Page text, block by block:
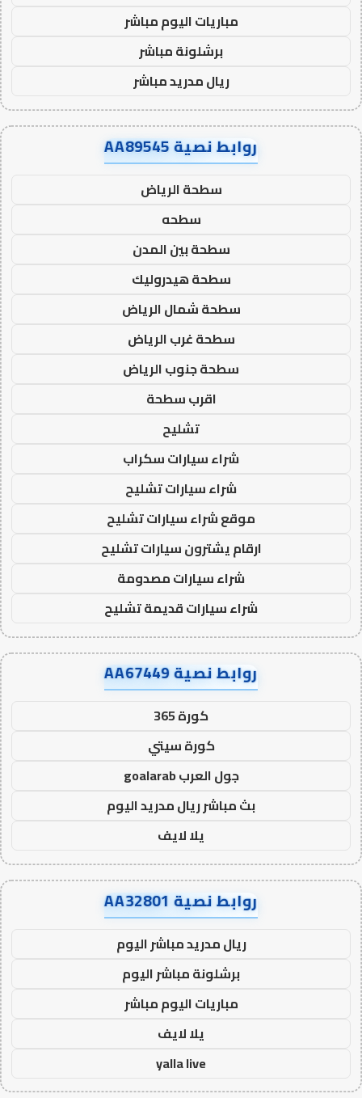
مباريات اليوم مباشر
برشلونة مباشر
ريال مدريد مباشر
روابط نصية AA89545
سطحة الرياض
سطحه
سطحة بين المدن
سطحة هيدروليك
سطحة شمال الرياض
سطحة غرب الرياض
سطحة جنوب الرياض
اقرب سطحة
تشليح
شراء سيارات سكراب
شراء سيارات تشليح
موقع شراء سيارات تشليح
ارقام يشترون سيارات تشليح
شراء سيارات مصدومة
شراء سيارات قديمة تشليح
روابط نصية AA67449
كورة 365
كورة سيتي
جول العرب goalarab
بث مباشر ريال مدريد اليوم
يلا لايف
روابط نصية AA32801
ريال مدريد مباشر اليوم
برشلونة مباشر اليوم
مباريات اليوم مباشر
يلا لايف
yalla live